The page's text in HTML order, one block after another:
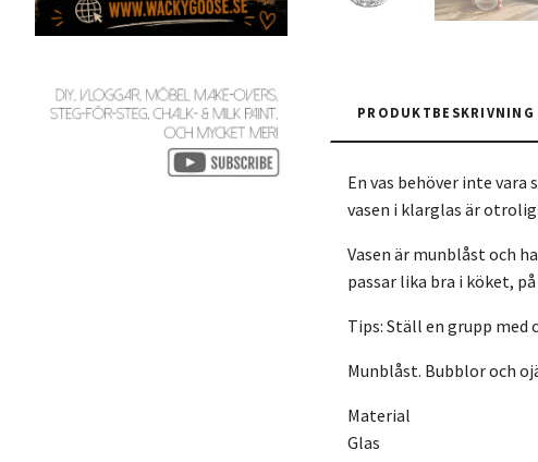
PRODUKTBESKRIVNING
En vas behöver inte
vasen i klarglas är
Vasen är munblåst och
passar lika bra i köket,
Tips: Ställ en grupp
Munblåst. Bubblor och
Material
Glas